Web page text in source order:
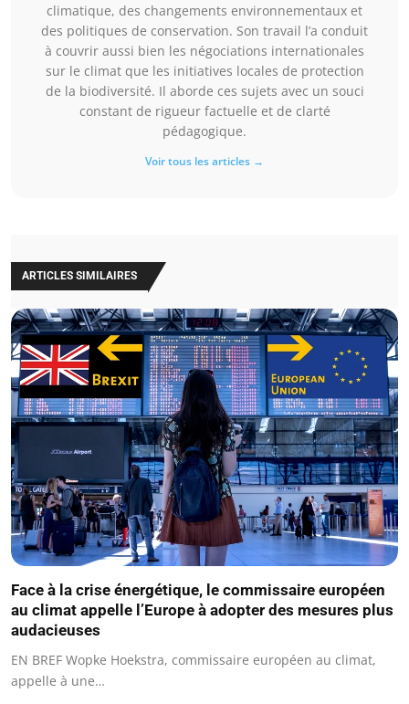
climatique, des changements environnementaux et
des politiques de conservation. Son travail l’a conduit
à couvrir aussi bien les négociations internationales
sur le climat que les initiatives locales de protection
de la biodiversité. Il aborde ces sujets avec un souci
constant de rigueur factuelle et de clarté
pédagogique.
Voir tous les articles →
ARTICLES SIMILAIRES
Face à la crise énergétique, le commissaire européen
au climat appelle l’Europe à adopter des mesures plus
audacieuses
EN BREF Wopke Hoekstra, commissaire européen au climat,
appelle à une…